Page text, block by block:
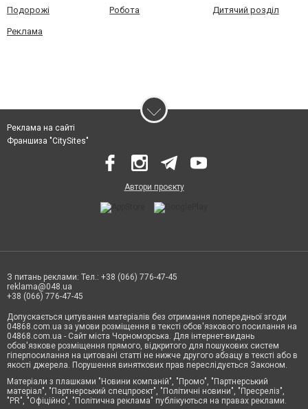
Подорожі Робота Дитячий розділ
Реклама
Реклама на сайті
Франшиза "CitySites"
Автори проєкту
З питань реклами: Тел.: +38 (066) 776-47-45
reklama@048.ua
+38 (066) 776-47-45
Допускається цитування матеріалів без отримання попередньої згоди
04868.com.ua за умови розміщення в тексті обов'язкового посилання на
04868.com.ua - Сайт міста Чорноморська. Для інтернет-видань
обов'язкове розміщення прямого, відкритого для пошукових систем
гіперпосилання на цитовані статті не нижче другого абзацу в тексті або в
якості джерела. Порушення виняткових прав переслідується Законом.
Матеріали з плашками "Новини компаній", "Промо", "Партнерський
матеріал", "Партнерський спецпроєкт", "Політичні новини", "Пресреліз",
"PR", "Офіційно", "Політична реклама" публікуються на правах реклами.